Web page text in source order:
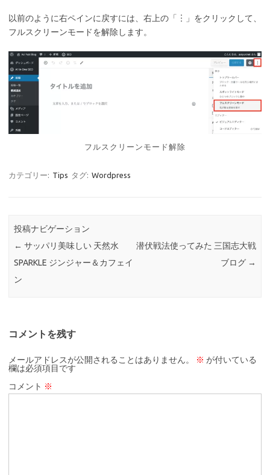
以前のように右ペインに戻すには、右上の「︙」をクリックして、
フルスクリーンモードを解除します。
フルスクリーンモード解除
カテゴリー: Tips タグ: Wordpress
投稿ナビゲーション
← サッパリ美味しい 天然水
SPARKLE ジンジャー＆カフェイ
ン
潜伏戦法使ってみた 三国志大戦
ブログ →
コメントを残す
メールアドレスが公開されることはありません。 ※ が付いている
欄は必須項目です
コメント ※